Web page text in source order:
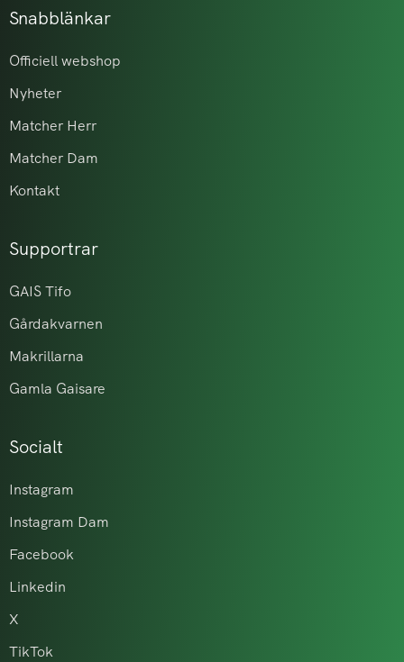
Snabblänkar
Officiell webshop
Nyheter
Matcher Herr
Matcher Dam
Kontakt
Supportrar
GAIS Tifo
Gårdakvarnen
Makrillarna
Gamla Gaisare
Socialt
Instagram
Instagram Dam
Facebook
Linkedin
X
TikTok